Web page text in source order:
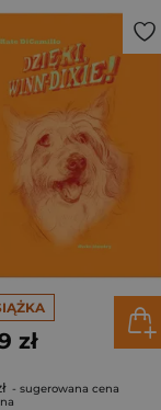
zł
- sugerowana cena